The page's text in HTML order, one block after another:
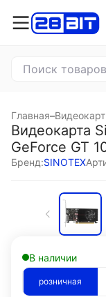
Главная–
Видеокарта
GeForce GT
Бренд:SINOTEX
В наличии
розничная